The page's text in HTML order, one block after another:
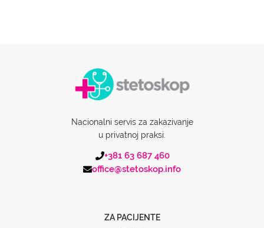
Nacionalni servis za zakazivanje
u privatnoj praksi.
+381 63 687 460
office@stetoskop.info
ZA PACIJENTE